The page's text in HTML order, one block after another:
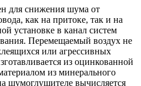
для снижения шума от
как на притоке, так и на
установке в канал систем
Перемещаемый воздух не
или агрессивных
из оцинкованной
из минерального
шумоглушителе вычисляется